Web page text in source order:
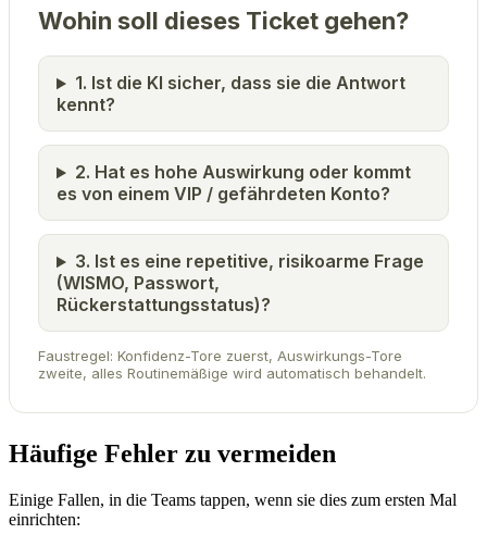
Wohin soll dieses Ticket gehen?
1. Ist die KI sicher, dass sie die Antwort
kennt?
2. Hat es hohe Auswirkung oder kommt
es von einem VIP / gefährdeten Konto?
3. Ist es eine repetitive, risikoarme Frage
(WISMO, Passwort,
Rückerstattungsstatus)?
Faustregel: Konfidenz-Tore zuerst, Auswirkungs-Tore
zweite, alles Routinemäßige wird automatisch behandelt.
Häufige Fehler zu vermeiden
Einige Fallen, in die Teams tappen, wenn sie dies zum ersten Mal
einrichten: